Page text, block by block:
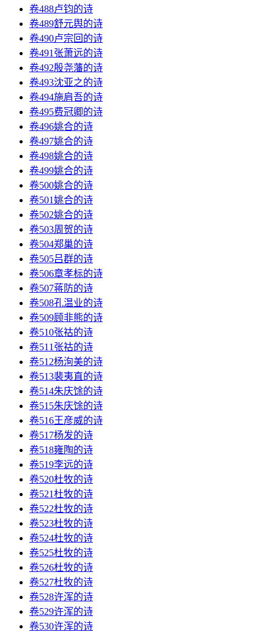
卷488卢钧的诗
卷489舒元舆的诗
卷490卢宗回的诗
卷491张萧远的诗
卷492殷尧藩的诗
卷493沈亚之的诗
卷494施肩吾的诗
卷495费冠卿的诗
卷496姚合的诗
卷497姚合的诗
卷498姚合的诗
卷499姚合的诗
卷500姚合的诗
卷501姚合的诗
卷502姚合的诗
卷503周贺的诗
卷504郑巢的诗
卷505吕群的诗
卷506章孝标的诗
卷507蒋防的诗
卷508孔温业的诗
卷509顾非熊的诗
卷510张祜的诗
卷511张祜的诗
卷512杨洵美的诗
卷513裴夷直的诗
卷514朱庆馀的诗
卷515朱庆馀的诗
卷516王彦威的诗
卷517杨发的诗
卷518雍陶的诗
卷519李远的诗
卷520杜牧的诗
卷521杜牧的诗
卷522杜牧的诗
卷523杜牧的诗
卷524杜牧的诗
卷525杜牧的诗
卷526杜牧的诗
卷527杜牧的诗
卷528许浑的诗
卷529许浑的诗
卷530许浑的诗